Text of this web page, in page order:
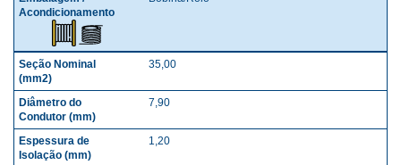
35,00
7,90
1,20